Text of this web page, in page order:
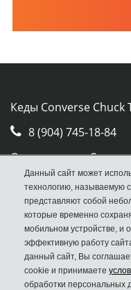
Кеды Converse Chuck
8 (904) 745-18-84
Отдел продаж
Москва, ул.
Данный сайт может
технологию, называемую
представляют собой
которые временно
мобильном устройстве, и
эффективную работу
данный сайт, Вы
cookie и принимаете
обработки персональных